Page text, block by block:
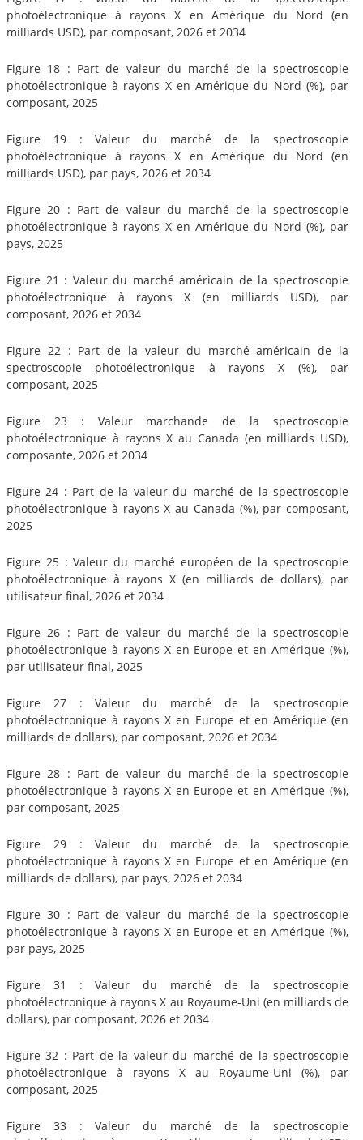
photoélectronique à rayons X en Amérique du Nord (en
milliards USD), par composant, 2026 et 2034
Figure 18 : Part de valeur du marché de la spectroscopie
photoélectronique à rayons X en Amérique du Nord (%), par
composant, 2025
Figure 19 : Valeur du marché de la spectroscopie
photoélectronique à rayons X en Amérique du Nord (en
milliards USD), par pays, 2026 et 2034
Figure 20 : Part de valeur du marché de la spectroscopie
photoélectronique à rayons X en Amérique du Nord (%), par
pays, 2025
Figure 21 : Valeur du marché américain de la spectroscopie
photoélectronique à rayons X (en milliards USD), par
composant, 2026 et 2034
Figure 22 : Part de la valeur du marché américain de la
spectroscopie photoélectronique à rayons X (%), par
composant, 2025
Figure 23 : Valeur marchande de la spectroscopie
photoélectronique à rayons X au Canada (en milliards USD),
composante, 2026 et 2034
Figure 24 : Part de la valeur du marché de la spectroscopie
photoélectronique à rayons X au Canada (%), par composant,
2025
Figure 25 : Valeur du marché européen de la spectroscopie
photoélectronique à rayons X (en milliards de dollars), par
utilisateur final, 2026 et 2034
Figure 26 : Part de valeur du marché de la spectroscopie
photoélectronique à rayons X en Europe et en Amérique (%),
par utilisateur final, 2025
Figure 27 : Valeur du marché de la spectroscopie
photoélectronique à rayons X en Europe et en Amérique (en
milliards de dollars), par composant, 2026 et 2034
Figure 28 : Part de valeur du marché de la spectroscopie
photoélectronique à rayons X en Europe et en Amérique (%),
par composant, 2025
Figure 29 : Valeur du marché de la spectroscopie
photoélectronique à rayons X en Europe et en Amérique (en
milliards de dollars), par pays, 2026 et 2034
Figure 30 : Part de valeur du marché de la spectroscopie
photoélectronique à rayons X en Europe et en Amérique (%),
par pays, 2025
Figure 31 : Valeur du marché de la spectroscopie
photoélectronique à rayons X au Royaume-Uni (en milliards de
dollars), par composant, 2026 et 2034
Figure 32 : Part de la valeur du marché de la spectroscopie
photoélectronique à rayons X au Royaume-Uni (%), par
composant, 2025
Figure 33 : Valeur du marché de la spectroscopie